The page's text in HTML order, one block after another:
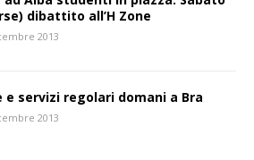
dibattito all’H Zone
2013
e servizi regolari domani a Bra
2013